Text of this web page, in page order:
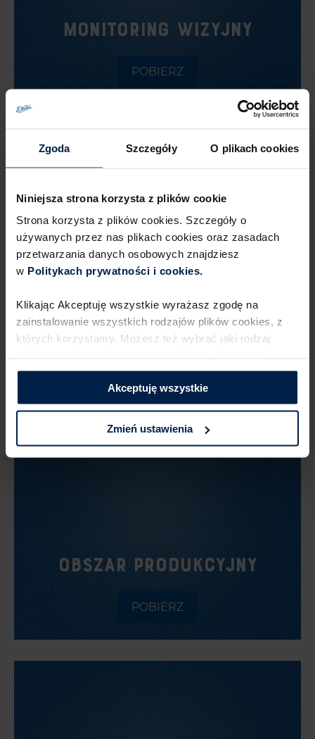
Zgoda Szczegóły O plikach cookies
Niniejsza strona korzysta z plików cookie
Strona korzysta z plików cookies. Szczegóły o
używanych przez nas plikach cookies oraz zasadach
przetwarzania danych osobowych znajdziesz
w Politykach prywatności i cookies.​ ​
Klikając Akceptuję wszystkie wyrażasz zgodę na
zainstalowanie wszystkich rodzajów plików cookies,​ z
których korzystamy. Możesz też wybrać jaki rodzaj
klikając Zmień ustawienia.​ ​
Akceptuję wszystkie
Zmień ustawienia
MONITORING WIZYJNY
POBIERZ
KANDYDACI DO PRACY
POBIERZ
OBSZAR PRODUKCYJNY
POBIERZ